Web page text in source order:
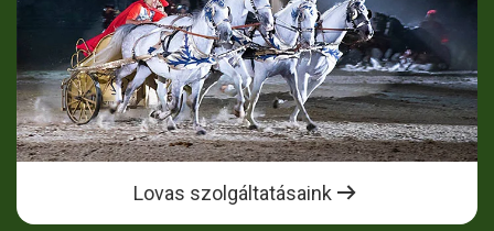
Lovas szolgáltatásaink